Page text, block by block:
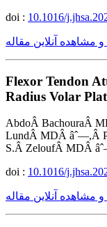
doi : 10.1016/
مشاهده آنلاین مقاله
Flexor Tendon
Radius Volar
AbdoÂ BachouraÂ
LundÂ MDÂ âˆ—,Â
S.Â ZeloufÂ MDÂ
doi : 10.1016/
مشاهده آنلاین مقاله